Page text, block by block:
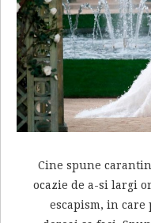
Cine spune
ocazie de a-si largi
escapism, in